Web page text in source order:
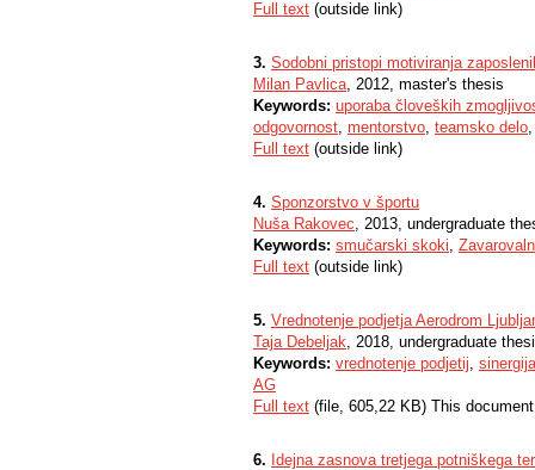
Full text (outside link)
3. Sodobni pristopi motiviranja
Milan Pavlica, 2012, master's thesis
Keywords: uporaba človeških
odgovornost, mentorstvo, teamsko delo
Full text (outside link)
4. Sponzorstvo v športu
Nuša Rakovec, 2013, undergraduate
Keywords: smučarski skoki,
Full text (outside link)
5. Vrednotenje podjetja Aerodrom
Taja Debeljak, 2018, undergraduate
Keywords: vrednotenje podjetij, sinergija
AG
Full text (file, 605,22 KB) This
6. Idejna zasnova tretjega potniškega